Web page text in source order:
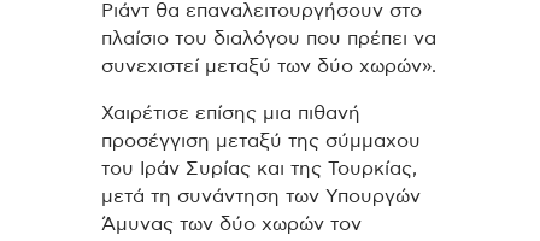
Ριάντ θα επαναλειτουργήσουν στο
πλαίσιο του διαλόγου που πρέπει να
συνεχιστεί μεταξύ των δύο χωρών».
Χαιρέτισε επίσης μια πιθανή
προσέγγιση μεταξύ της σύμμαχου
του Ιράν Συρίας και της Τουρκίας,
μετά τη συνάντηση των Υπουργών
Άμυνας των δύο χωρών τον